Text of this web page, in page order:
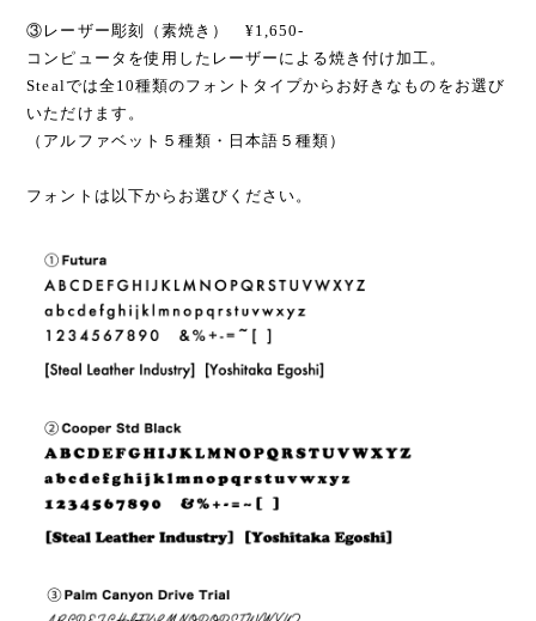
③レーザー彫刻（素焼き） ¥1,650-
コンピュータを使用したレーザーによる焼き付け加工。
Stealでは全10種類のフォントタイプからお好きなものをお選び
いただけます。
（アルファベット５種類・日本語５種類）
フォントは以下からお選びください。